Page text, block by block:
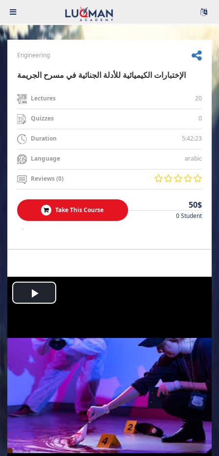
Engineering
الإختبارات الكيميائية للأدلة الجنائية في مسرح الجريمة
Lectures 20
Quizzes 0
Duration 5:42:23
Language arabic
Reviews (0)
Take This Course 50$
0 Student
.
Play